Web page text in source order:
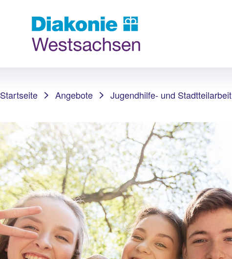
Startseite Angebote Jugendhilfe- und Stadtteilarbeit